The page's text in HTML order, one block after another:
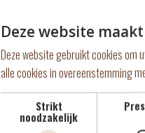
Wens
Deze website
Deze website gebruikt cookies om
alle cookies in overeenstemming
Strikt
noodzakelijk